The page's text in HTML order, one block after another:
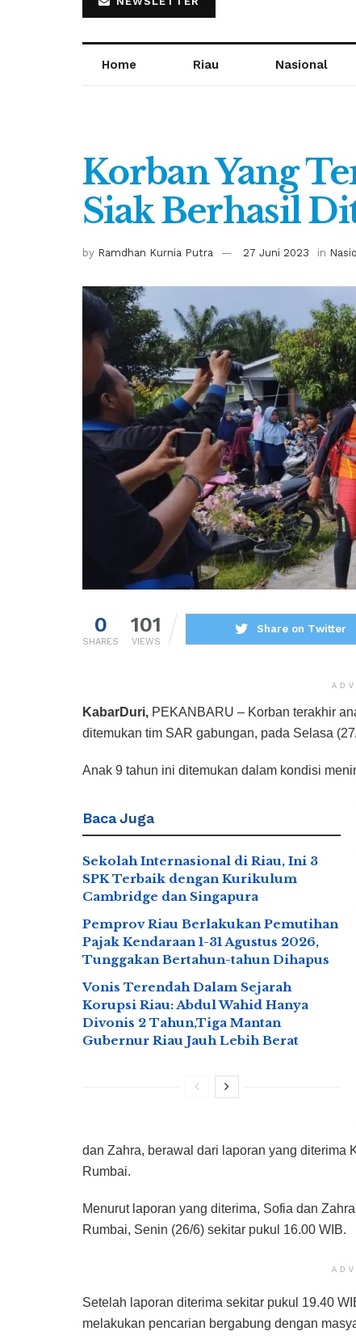
Home Riau Nasional
Korban Yang
Siak Berhasil
by Ramdhan Kurnia Putra 27 Juni 2023 in
0
SHARES
101
VIEWS
Share on Twitter
KabarDuri, PEKANBARU – Korban terakhir
ditemukan tim SAR gabungan, pada Selasa
Anak 9 tahun ini ditemukan dalam kondisi
BacaJuga
Sekolah Internasional di Riau, Ini 3
SPK Terbaik dengan Kurikulum
Cambridge dan Singapura
Pemprov Riau Berlakukan Pemutihan
Pajak Kendaraan 1-31 Agustus 2026,
Tunggakan Bertahun-tahun Dihapus
Vonis Terendah Dalam Sejarah
Korupsi Riau: Abdul Wahid Hanya
Divonis 2 Tahun,Tiga Mantan
Gubernur Riau Jauh Lebih Berat
dan Zahra, berawal dari laporan yang diterima
Rumbai.
Menurut laporan yang diterima, Sofia dan
Rumbai, Senin (26/6) sekitar pukul 16.00 WIB.
Setelah laporan diterima sekitar pukul 19.40
melakukan pencarian bergabung dengan